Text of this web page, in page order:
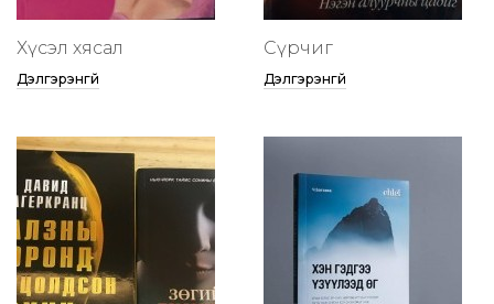
Хүсэл хясал
Дэлгэрэнгүй
Сүрчиг
Дэлгэрэнгүй